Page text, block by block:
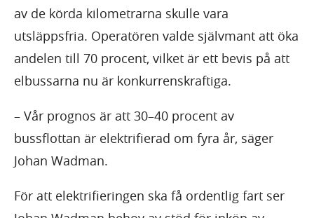
av de körda kilometrarna skulle vara
utsläppsfria. Operatören valde självmant att öka
andelen till 70 procent, vilket är ett bevis på att
elbussarna nu är konkurrenskraftiga.
– Vår prognos är att 30–40 procent av
bussflottan är elektrifierad om fyra år, säger
Johan Wadman.
För att elektrifieringen ska få ordentlig fart ser